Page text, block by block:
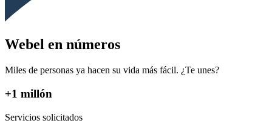
Webel en números
Miles de personas ya hacen su vida más fácil. ¿Te unes?
+1 millón
Servicios solicitados